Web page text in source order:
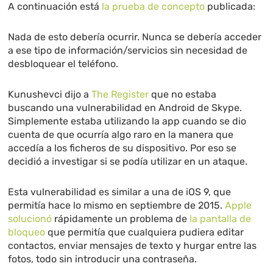
A continuación está la prueba de concepto publicada:
Nada de esto debería ocurrir. Nunca se debería acceder
a ese tipo de información/servicios sin necesidad de
desbloquear el teléfono.
Kunushevci dijo aThe Register que no estaba
buscando una vulnerabilidad en Android de Skype.
Simplemente estaba utilizando la app cuando se dio
cuenta de que ocurría algo raro en la manera que
accedía a los ficheros de su dispositivo. Por eso se
decidió a investigar si se podía utilizar en un ataque.
Esta vulnerabilidad es similar a una de iOS 9, que
permitía hace lo mismo en septiembre de 2015.Apple
solucionó rápidamente un problema de la pantalla de
bloqueo que permitía que cualquiera pudiera editar
contactos, enviar mensajes de texto y hurgar entre las
fotos, todo sin introducir una contraseña.